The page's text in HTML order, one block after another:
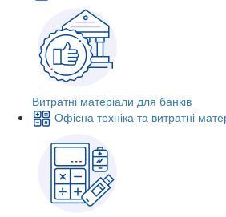
Витратні матеріали для банків
Офісна техніка та витратні